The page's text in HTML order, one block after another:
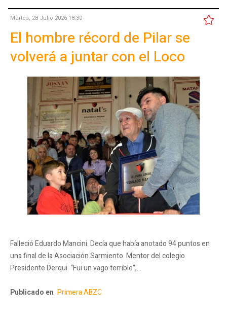
Martes, 28 Julio 2026 18:30
El hombre récord de Pilar se
volverá a juntar con el Loco
Falleció Eduardo Mancini. Decía que había anotado 94 puntos en
una final de la Asociación Sarmiento. Mentor del colegio
Presidente Derqui. “Fui un vago terrible”,…
Publicado en Primera ABZC